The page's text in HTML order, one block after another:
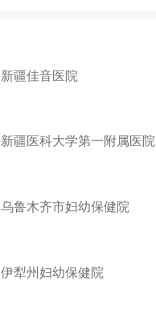
新疆佳音医院
新疆医科大学第一附属医院
乌鲁木齐市妇幼保健院
伊犁州妇幼保健院